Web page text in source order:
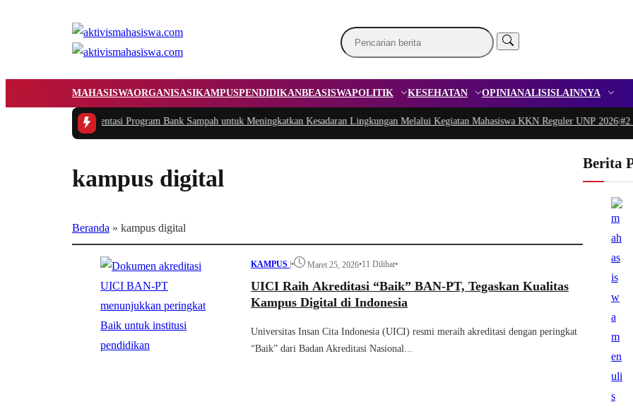
MAHASISWAORGANISASIKAMPUSPENDIDIKANBEASISWAPOLITIK KESEHATAN OPINIANALISISLAINNYA
dan Implementasi Program Bank Sampah untuk Meningkatkan Kesadaran Lingkungan Melalui Kegiatan Mahasiswa KKN Reguler UNP 2026|#2 -
kampus digital
Beranda » kampus digital
KAMPUS |• Maret 25, 2026•11 Dilihat•
UICI Raih Akreditasi “Baik” BAN-PT, Tegaskan Kualitas
Kampus Digital di Indonesia
Universitas Insan Cita Indonesia (UICI) resmi meraih akreditasi dengan peringkat
“Baik” dari Badan Akreditasi Nasional...
Berita